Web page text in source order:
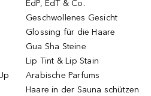
EdP, EdT & Co.
Geschwollenes Gesicht
Glossing für die Haare
Gua Sha Steine
Lip Tint & Lip Stain
Arabische Parfums
Haare in der Sauna schützen